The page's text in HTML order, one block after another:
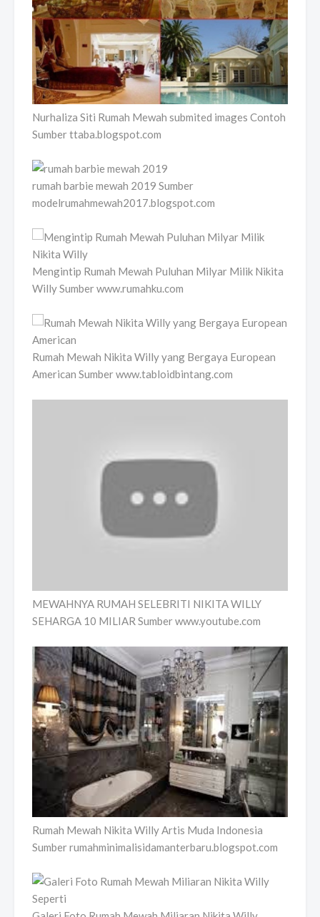
Nurhaliza Siti Rumah Mewah submited images Contoh
Sumber ttaba.blogspot.com
rumah barbie mewah 2019 Sumber
modelrumahmewah2017.blogspot.com
Mengintip Rumah Mewah Puluhan Milyar Milik Nikita
Willy Sumber www.rumahku.com
Rumah Mewah Nikita Willy yang Bergaya European
American Sumber www.tabloidbintang.com
MEWAHNYA RUMAH SELEBRITI NIKITA WILLY
SEHARGA 10 MILIAR Sumber www.youtube.com
Rumah Mewah Nikita Willy Artis Muda Indonesia
Sumber rumahminimalisidamanterbaru.blogspot.com